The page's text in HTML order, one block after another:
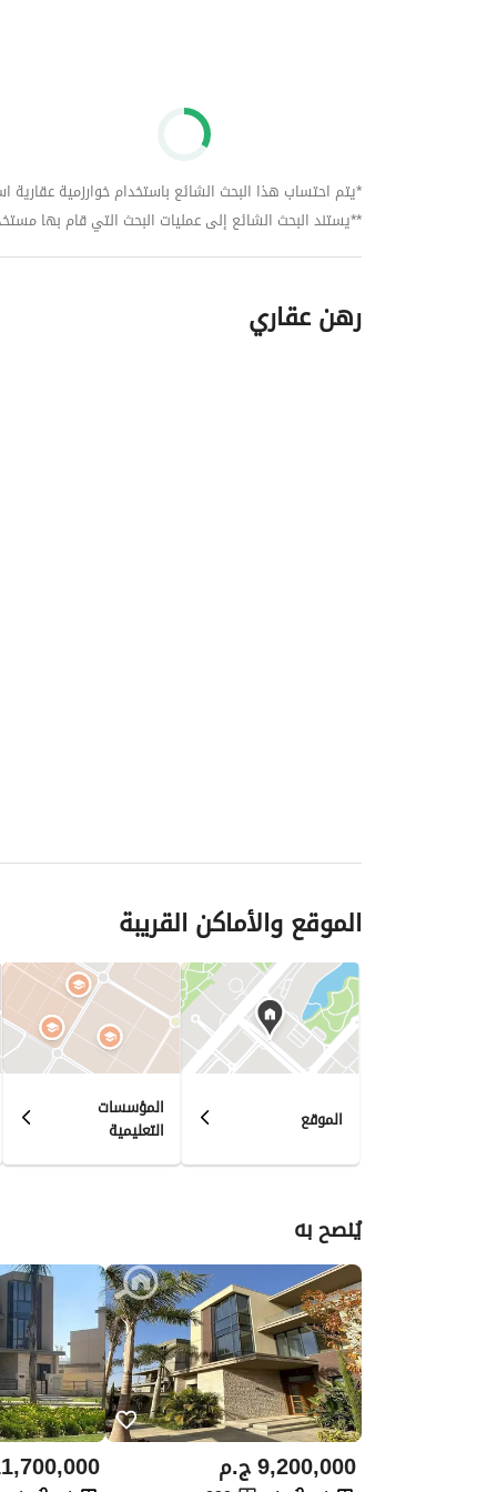
*يتم احتساب هذا البحث الشائع باستخدام خوارزمية عقارية
**يستند البحث الشائع إلى عمليات البحث التي قام بها مستخدمي
رهن عقاري
الموقع والأماكن القريبة
الموقع المؤسسات
التعليمية
يُنصح به
ج.م9,200,000